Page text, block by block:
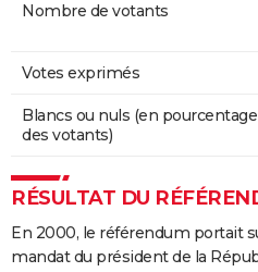
Nombre de votants
Votes exprimés
Blancs ou nuls (en pourcentage
des votants)
RÉSULTAT DU
En 2000, le référendum portait
mandat du président de la